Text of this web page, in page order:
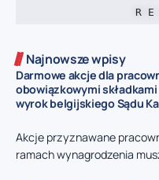
R
Najnowsze wpisy
Darmowe akcje dla
obowiązkowymi
wyrok belgijskiego Sądu
Akcje przyznawane
ramach wynagrodzenia